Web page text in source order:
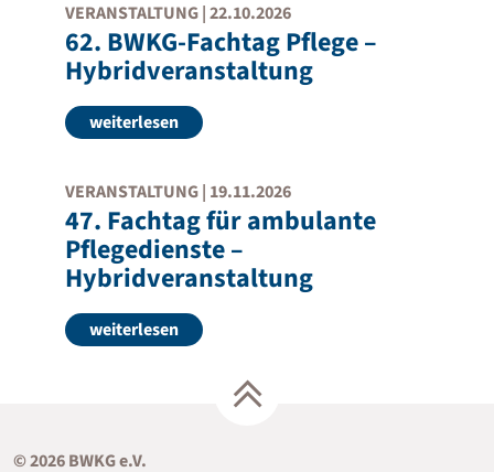
VERANSTALTUNG |22.10.2026
62. BWKG-Fachtag Pflege –
Hybridveranstaltung
weiterlesen
VERANSTALTUNG | 19.11.2026
47. Fachtag für ambulante
Pflegedienste –
Hybridveranstaltung
weiterlesen
© 2026 BWKG e.V.